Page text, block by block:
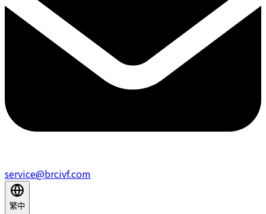
service@brcivf.com
繁中